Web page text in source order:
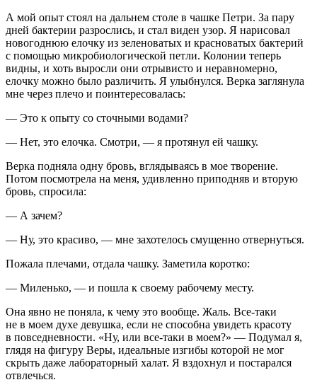
А мой опыт стоял на дальнем столе в чашке Петри. За пару
дней бактерии разрослись, и стал виден узор. Я нарисовал
новогоднюю елочку из зеленоватых и красноватых бактерий
с помощью микробиологической петли. Колонии теперь
видны, и хоть выросли они отрывисто и неравномерно,
елочку можно было различить. Я улыбнулся. Верка заглянула
мне через плечо и поинтересовалась:
— Это к опыту со сточными водами?
— Нет, это елочка. Смотри, — я протянул ей чашку.
Верка подняла одну бровь, вглядываясь в мое творение.
Потом посмотрела на меня, удивленно приподняв и вторую
бровь, спросила:
— А зачем?
— Ну, это красиво, — мне захотелось смущенно отвернуться.
Пожала плечами, отдала чашку. Заметила коротко:
— Миленько, — и пошла к своему рабочему месту.
Она явно не поняла, к чему это вообще. Жаль. Все-таки
не в моем духе девушка, если не способна увидеть красоту
в повседневности. «Ну, или все-таки в моем?» — Подумал я,
глядя на фигуру Веры, идеальные изгибы которой не мог
скрыть даже лабораторный халат. Я вздохнул и постарался
отвлечься.